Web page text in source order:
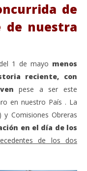
muy
de
de nuestra
1 de mayo menos
reciente, con
pese a ser este
en nuestro País . La
y Comisiones Obreras
en el día de los
de los dos